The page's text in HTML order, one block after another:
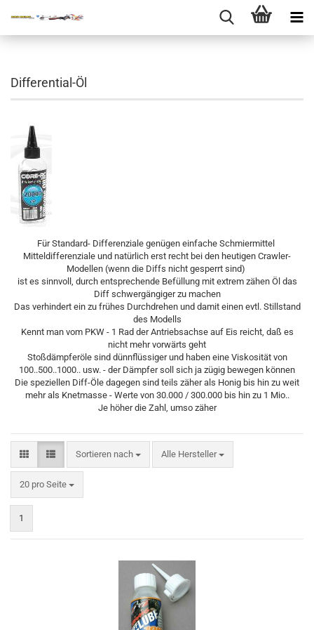
Differential-Öl
Für Standard- Differenziale genügen einfache Schmiermittel
Mitteldifferenziale und natürlich erst recht bei den heutigen Crawler-
Modellen (wenn die Diffs nicht gesperrt sind)
ist es sinnvoll, durch entsprechende Befüllung mit extrem zähen Öl das
Diff schwergängiger zu machen
Das verhindert ein zu frühes Durchdrehen und damit einen evtl. Stillstand
des Modells
Kennt man vom PKW - 1 Rad der Antriebsachse auf Eis reicht, daß es
nicht mehr vorwärts geht
Stoßdämpferöle sind dünnflüssiger und haben eine Viskosität von
100..500..1000.. usw. - der Dämpfer soll sich ja zügig bewegen können
Die speziellen Diff-Öle dagegen sind teils zäher als Honig bis hin zu weit
mehr als Knetmasse - Werte von 30.000 / 300.000 bis hin zu 1 Mio..
Je höher die Zahl, umso zäher
Sortieren nach
Sortieren nach Alle Hersteller
20 pro Seite
pro Seite
1